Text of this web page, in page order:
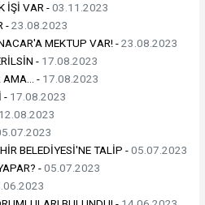
İŞİ VAR -03.11.2023
-23.08.2023
MEKTUP VAR! -23.08.2023
- 17.08.2023
AMA… - 17.08.2023
- 17.08.2023
12.08.2023
BELEDİYESİ'NE TALİP -05.07.2023
-05.07.2023